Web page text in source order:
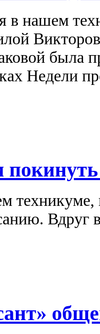
в нашем
была
Недели
Вдруг